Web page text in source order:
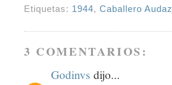
Etiquetas: 1944,Caballero Audaz
3 COMENTARIOS:
Godinvs dijo...